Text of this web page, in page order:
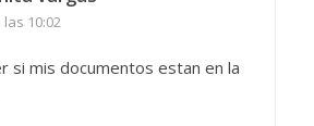
las 10:02
si mis documentos estan en la